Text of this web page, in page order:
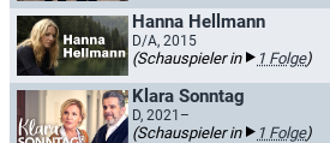
Hanna Hellmann
D/A, 2015
(Schauspieler in 1 Folge)
Klara Sonntag
D, 2021–
(Schauspieler in 1 Folge)